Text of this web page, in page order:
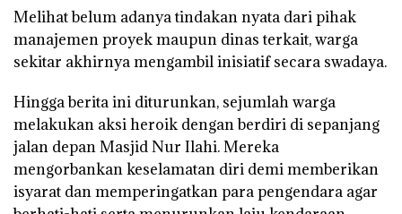
Melihat belum adanya tindakan nyata dari pihak
manajemen proyek maupun dinas terkait, warga
sekitar akhirnya mengambil inisiatif secara swadaya.
Hingga berita ini diturunkan, sejumlah warga
melakukan aksi heroik dengan berdiri di sepanjang
jalan depan Masjid Nur Ilahi. Mereka
mengorbankan keselamatan diri demi memberikan
isyarat dan memperingatkan para pengendara agar